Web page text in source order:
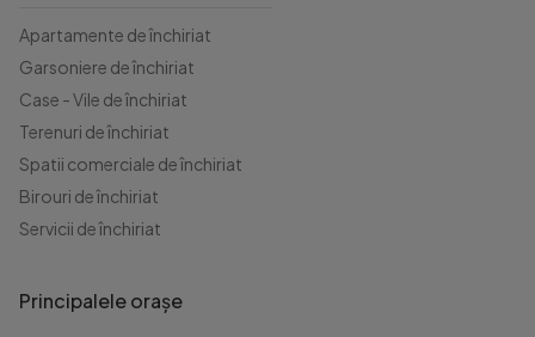
Apartamente de închiriat
Garsoniere de închiriat
Case - Vile de închiriat
Terenuri de închiriat
Spatii comerciale de închiriat
Birouri de închiriat
Servicii de închiriat
Principalele orașe